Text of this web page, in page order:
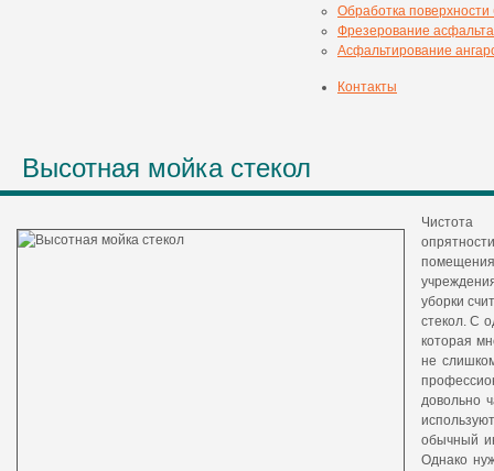
Обработка
Фрезерование асфальта
Асфальтирование
Контакты
Высотная мойка стекол
Чистота
уборки
стекол. С
которая
не
довольно
обычный
Однако